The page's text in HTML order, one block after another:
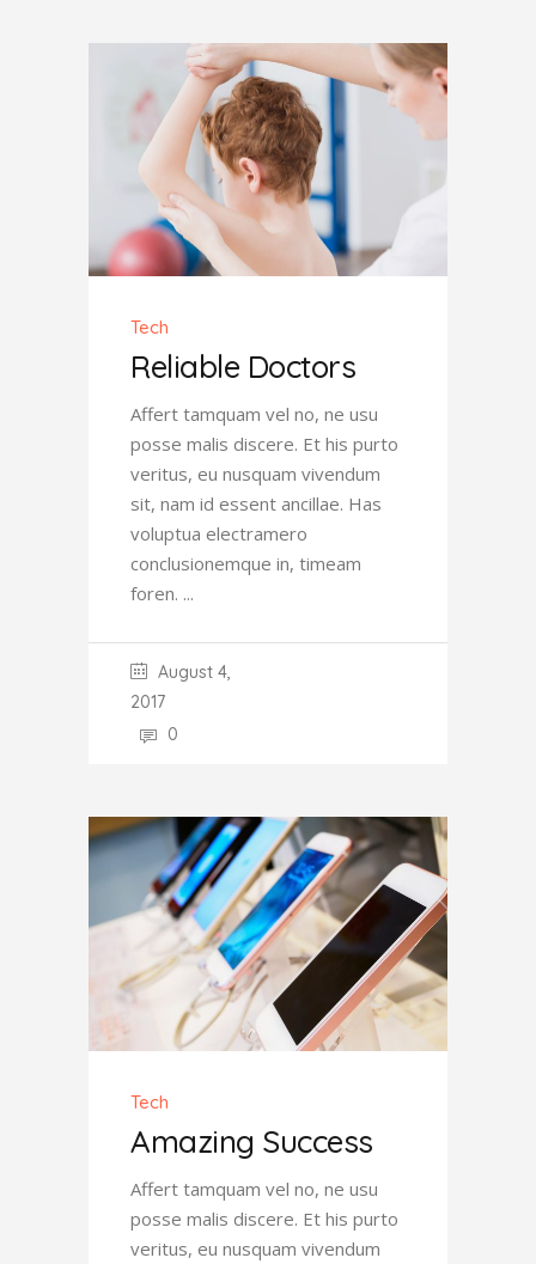
Tech
Reliable Doctors
Affert tamquam vel no, ne usu
posse malis discere. Et his purto
veritus, eu nusquam vivendum
sit, nam id essent ancillae. Has
voluptua electramero
conclusionemque in, timeam
foren.
August 4,
2017
0
Tech
Amazing Success
Affert tamquam vel no, ne usu
posse malis discere. Et his purto
veritus, eu nusquam vivendum